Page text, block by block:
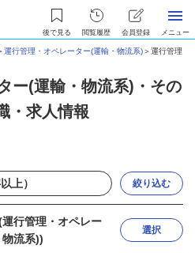
後で見る 閲覧履歴 会員登録 メニュー
運行管理・オペレーター(運輸・物流系)＞運行管理・
ー(運輸・物流系)・その
・求人情報
絞り込む
運行管理・オペレー
流系))
選択